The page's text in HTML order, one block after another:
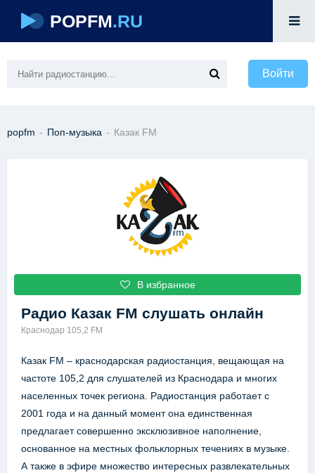
POPFM.RU
Войти
popfm - Поп-музыка - Казак FM
В избранное
Радио Казак FM слушать онлайн
Краснодар 105,2 FM
Казак FM – краснодарская радиостанция, вещающая на
частоте 105,2 для слушателей из Краснодара и многих
населенных точек региона. Радиостанция работает с
2001 года и на данный момент она единственная
предлагает совершенно эксклюзивное наполнение,
основанное на местных фольклорных течениях в музыке.
А также в эфире множество интересных развлекательных